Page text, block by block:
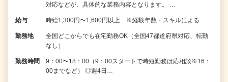
対応などが、具体的な業務内容となります。 …
給与 時給1,300円〜1,600円以上 ※経験年数・スキルによる
勤務地
全国どこからでも在宅勤務OK（全国47都道府県対応、転勤
なし）
勤務時間
9：00〜18：00（9：00スタートで時短勤務は応相談※16：
00までなど） ◎週4日…